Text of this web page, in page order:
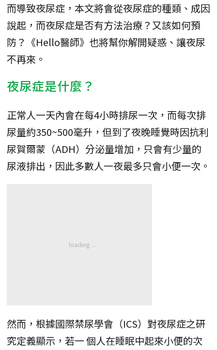
而導致夜尿症，本文將會從夜尿症的種類、成因
說起，而夜尿症是否有方法治療？又該如何預
防？《Hello醫師》也將幫你解開疑惑、讓夜尿
不再來。
夜尿症是什麼？
正常人一天內會在每4小時排尿一次，而每次排
尿量約350~500毫升，但到了夜晚睡覺時因抗利
尿賀爾蒙（ADH）分泌量增加，只會有少量的
尿液排出，因此多數人一夜最多只會小便一次。
然而，根據國際禁尿學會（ICS）對夜尿症之研
究定義顯示，若一 個人在睡眠中起來小便的次